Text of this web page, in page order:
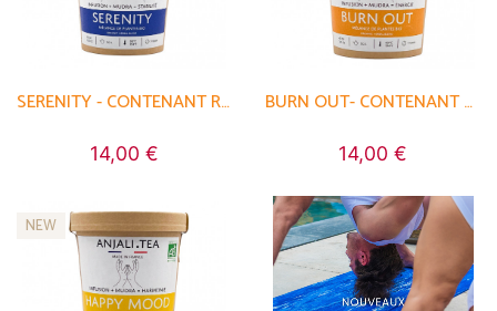
SERENITY - CONTENANT RECYCLABLE
14,00 €
BURN OUT- CONTENANT RECYCLABLE
14,00 €
NEW